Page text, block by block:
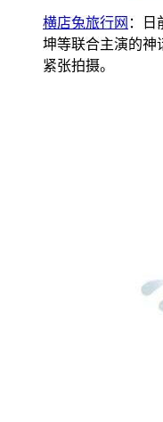
横店兔旅行网 ：
日
坤等联合主演的神
紧张拍摄。